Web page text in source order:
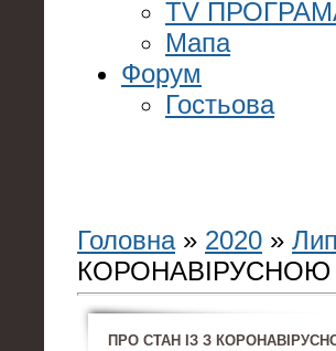
TV
Мапа
Форум
Гостьова
Головна» 2020 »
КОРОНАВІРУСНОЮ
ПРО СТАН ІЗ З